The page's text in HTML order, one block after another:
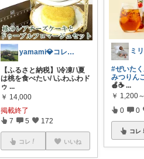
yamami💎コレクションあり
【ふるさと納税】\冷凍/ \夏
は桃を食べたい/ \ふわふわド
ゥ ...
￥ 14,000
掲載終了
7 5 172
コレ いいね
#ぜいた
みつりん
🍎☕️ ...
￥ 1,200～
0 0
コレ